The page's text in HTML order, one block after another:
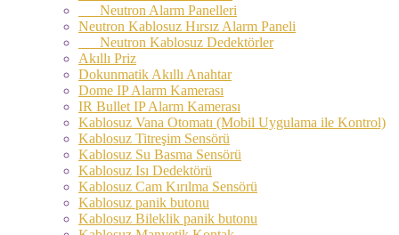
Neutron Alarm Panelleri
Neutron Kablosuz Hırsız Alarm Paneli
Neutron Kablosuz Dedektörler
Akıllı Priz
Dokunmatik Akıllı Anahtar
Dome IP Alarm Kamerası
IR Bullet IP Alarm Kamerası
Kablosuz Vana Otomatı (Mobil Uygulama ile Kontrol)
Kablosuz Titreşim Sensörü
Kablosuz Su Basma Sensörü
Kablosuz Isı Dedektörü
Kablosuz Cam Kırılma Sensörü
Kablosuz panik butonu
Kablosuz Bileklik panik butonu